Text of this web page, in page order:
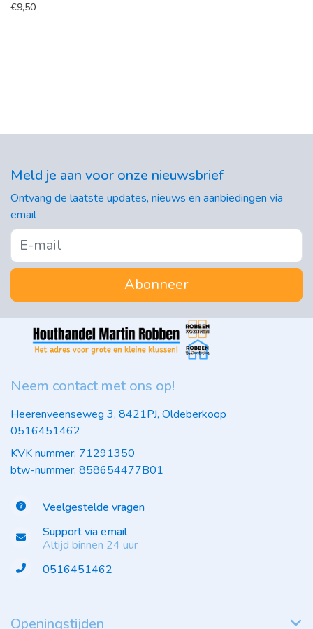
€9,50
Meld je aan voor onze nieuwsbrief
Ontvang de laatste updates, nieuws en aanbiedingen via
email
Abonneer
Neem contact met ons op!
Heerenveenseweg 3, 8421PJ, Oldeberkoop
0516451462
KVK nummer: 71291350
btw-nummer: 858654477B01
Veelgestelde vragen
Support via email
Altijd binnen 24 uur
0516451462
Openingstijden